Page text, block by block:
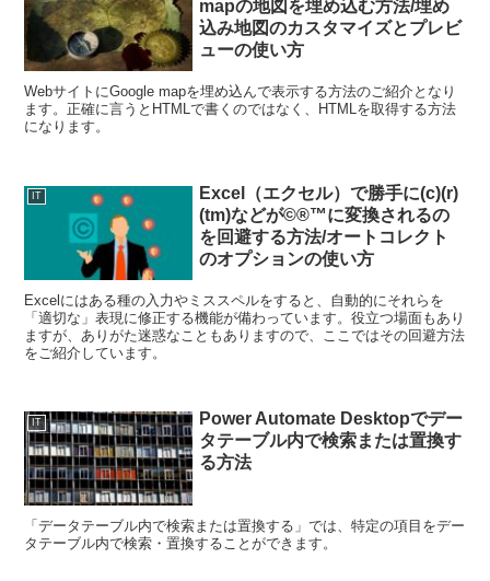
mapの地図を埋め込む方法/埋め
込み地図のカスタマイズとプレビ
ューの使い方
WebサイトにGoogle mapを埋め込んで表示する方法のご紹介となり
ます。正確に言うとHTMLで書くのではなく、HTMLを取得する方法
になります。
IT
Excel（エクセル）で勝手に(c)(r)
(tm)などが©®™に変換されるの
を回避する方法/オートコレクト
のオプションの使い方
Excelにはある種の入力やミススペルをすると、自動的にそれらを
「適切な」表現に修正する機能が備わっています。役立つ場面もあり
ますが、ありがた迷惑なこともありますので、ここではその回避方法
をご紹介しています。
IT
Power Automate Desktopでデー
タテーブル内で検索または置換す
る方法
「データテーブル内で検索または置換する」では、特定の項目をデー
タテーブル内で検索・置換することができます。